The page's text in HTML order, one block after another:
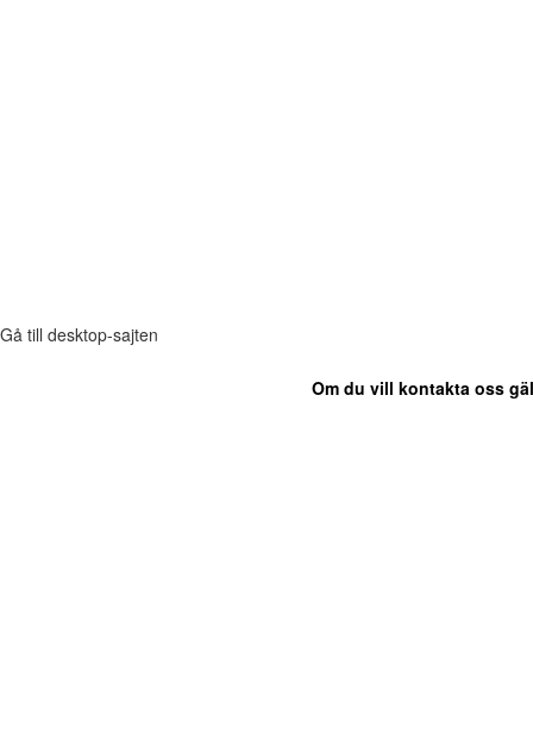
Gå till desktop-sajten
Om du vill kontakta oss